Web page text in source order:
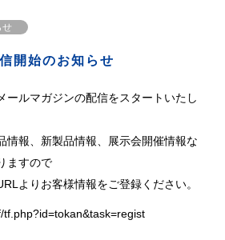
せ
開始のお知らせ
ールマガジンの配信をスタートいたし
情報、新製品情報、展示会開催情報な
ますので
よりお客様情報をご登録ください。